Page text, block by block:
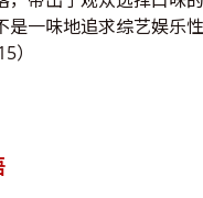
是一味地追求综艺娱乐
）